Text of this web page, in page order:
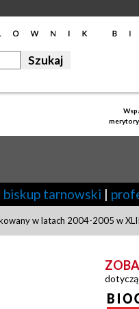
biskup tarnowski |
w latach 2004-2005 w